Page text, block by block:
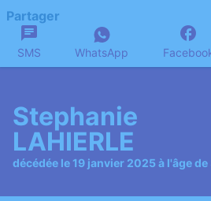
Partager
SMS WhatsApp
Stephanie
LAHIERLE
décédée le 19 janvier 2025 à l'âge de